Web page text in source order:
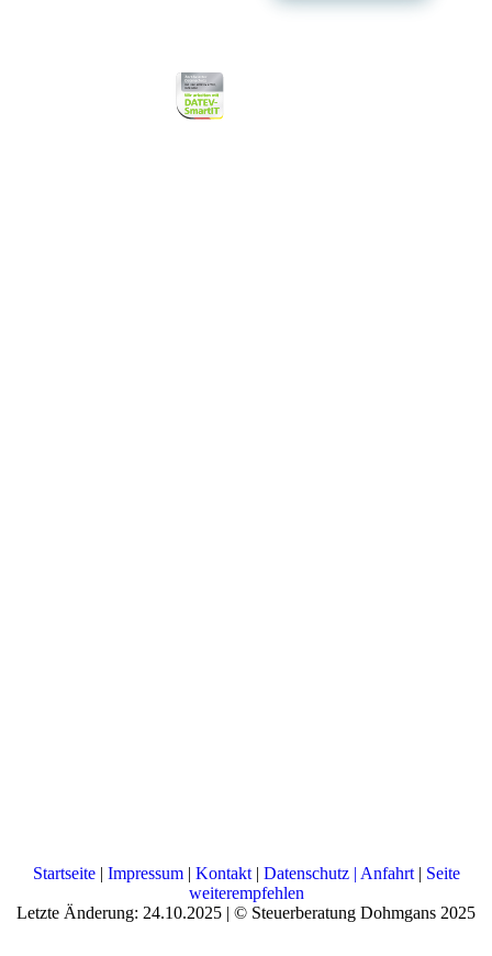
Startseite| Impressum| Kontakt| Datenschutz | Anfahrt| Seite
weiterempfehlen
Letzte Änderung: 24.10.2025 | © Steuerberatung Dohmgans 2025